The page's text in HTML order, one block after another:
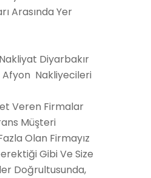
Arasında Yer
Nakliyat Diyarbakır
Afyon Nakliyecileri
Veren Firmalar
Müşteri
Olan Firmayız
Gibi Ve Size
Doğrultusunda,